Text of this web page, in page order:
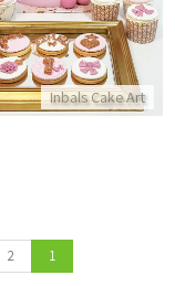
Inbals Cake Art
התקשר/י
1
2